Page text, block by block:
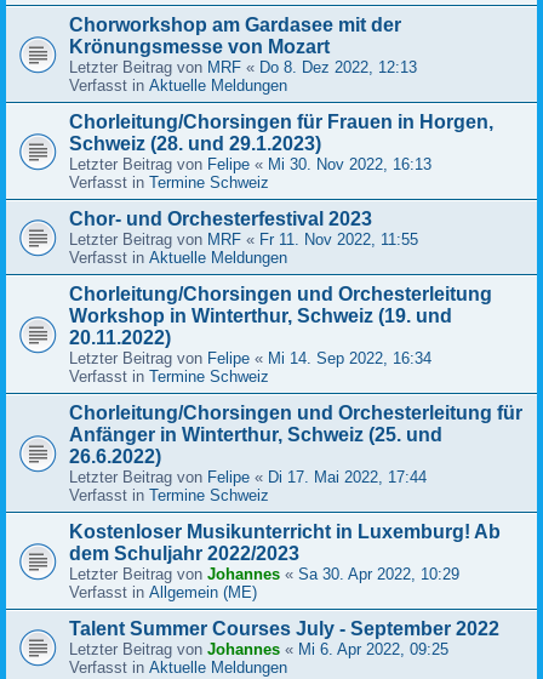
Chorworkshop am Gardasee mit der
Krönungsmesse von Mozart
Letzter Beitrag von MRF « Do 8. Dez 2022, 12:13
Verfasst in Aktuelle Meldungen
Chorleitung/Chorsingen für Frauen in Horgen,
Schweiz (28. und 29.1.2023)
Letzter Beitrag von Felipe « Mi 30. Nov 2022, 16:13
Verfasst in Termine Schweiz
Chor- und Orchesterfestival 2023
Letzter Beitrag von MRF « Fr 11. Nov 2022, 11:55
Verfasst in Aktuelle Meldungen
Chorleitung/Chorsingen und Orchesterleitung
Workshop in Winterthur, Schweiz (19. und
20.11.2022)
Letzter Beitrag von Felipe « Mi 14. Sep 2022, 16:34
Verfasst in Termine Schweiz
Chorleitung/Chorsingen und Orchesterleitung für
Anfänger in Winterthur, Schweiz (25. und
26.6.2022)
Letzter Beitrag von Felipe « Di 17. Mai 2022, 17:44
Verfasst in Termine Schweiz
Kostenloser Musikunterricht in Luxemburg! Ab
dem Schuljahr 2022/2023
Letzter Beitrag von Johannes « Sa 30. Apr 2022, 10:29
Verfasst in Allgemein (ME)
Talent Summer Courses July - September 2022
Letzter Beitrag von Johannes « Mi 6. Apr 2022, 09:25
Verfasst in Aktuelle Meldungen